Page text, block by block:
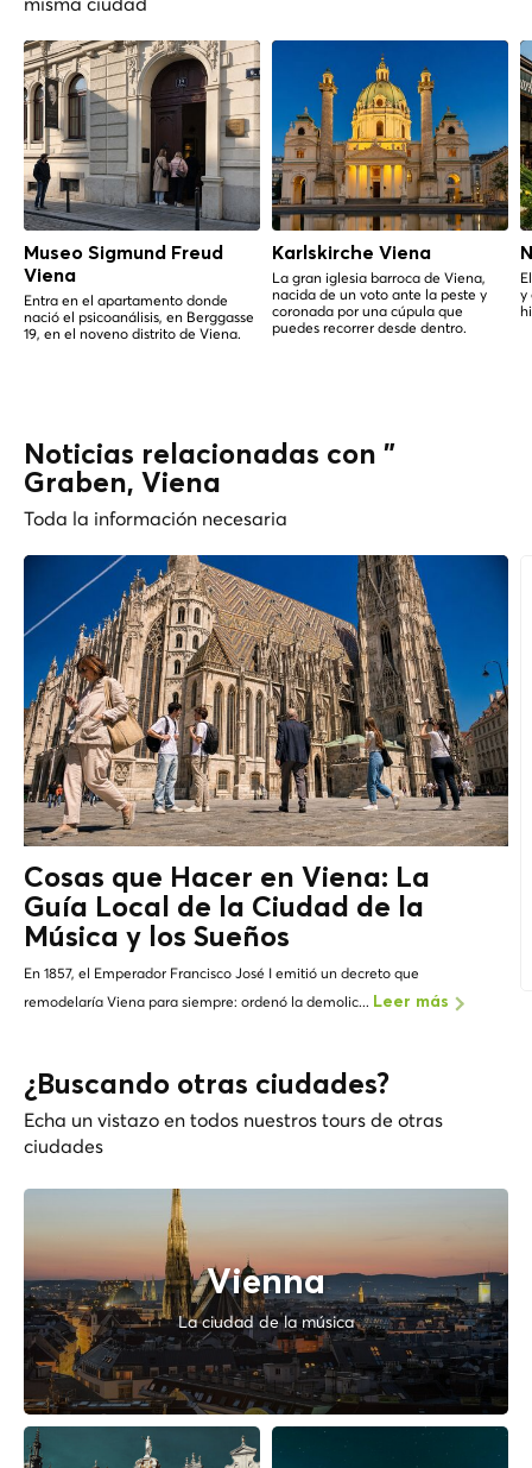
Museo Sigmund Freud
Viena
Entra en el apartamento donde
nació el psicoanálisis, en Berggasse
19, en el noveno distrito de Viena.
Karlskirche Viena
La gran iglesia barroca de Viena,
nacida de un voto ante la peste y
coronada por una cúpula que
puedes recorrer desde dentro.
y
Noticias relacionadas con "
Graben, Viena
Toda la información necesaria
Cosas que Hacer en Viena: La
Guía Local de la Ciudad de la
Música y los Sueños
En 1857, el Emperador Francisco José I emitió un decreto que
remodelaría Viena para siempre: ordenó la demolic... Leer más
¿Buscando otras ciudades?
Echa un vistazo en todos nuestros tours de otras
ciudades
Vienna
La ciudad de la música